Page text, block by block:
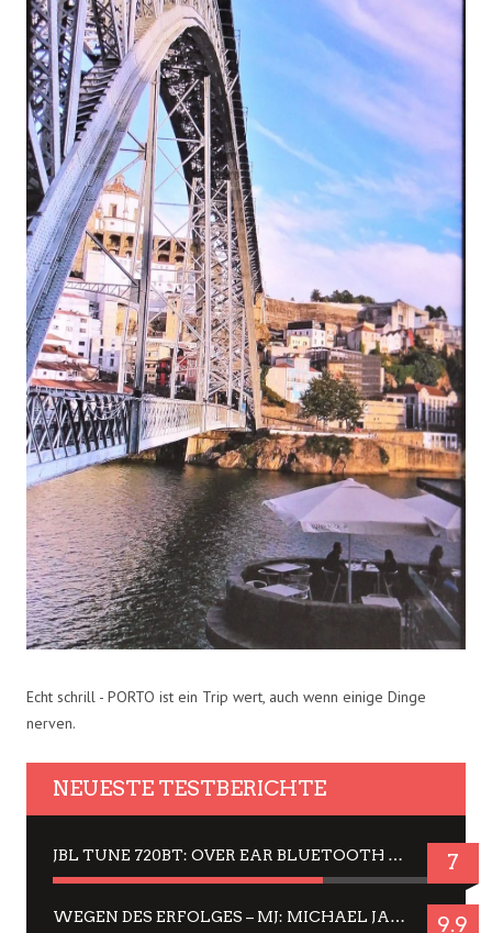
Echt schrill - PORTO ist ein Trip wert, auch wenn einige Dinge
nerven.
NEUESTE TESTBERICHTE
JBL TUNE 720BT: OVER EAR BLUETOOTH KOPFHÖRER UM DIE 50,-€ IM DAUER-TEST 7
WEGEN DES ERFOLGES – MJ: MICHAEL JACKSON MUSICAL IN EINER MATINEE SEHEN 9.9